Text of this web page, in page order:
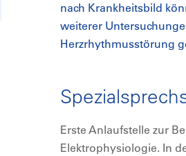
nach Krankheitsbild
weiterer
Herzrhythmusstörung
Erste Anlaufstelle zur
Elektrophysiologie. In